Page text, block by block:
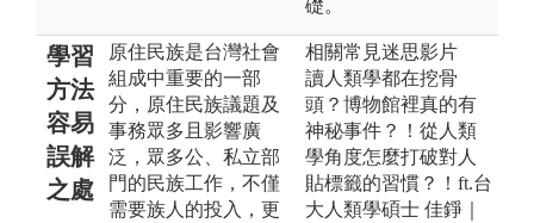
礎。
學習
方法
容易
誤解
之處
原住民族是台灣社會
組成中重要的一部
分，原住民族議題及
事務眾多且影響廣
泛，眾多公、私立部
門的民族工作，不僅
需要族人的投入，更
相關常見迷思影片
讀人類學都在挖骨
頭？博物館裡真的有
神秘事件？！從人類
學角度怎麼打破對人
貼標籤的習慣？！ft.台
大人類學碩士 佳錚｜